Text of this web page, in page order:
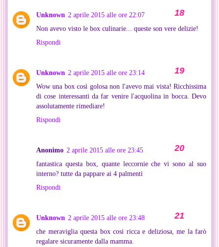
Unknown 2 aprile 2015 alle ore 22:07
Non avevo visto le box culinarie... queste son vere delizie!
Rispondi
Unknown 2 aprile 2015 alle ore 23:14
Wow una box così golosa non l'avevo mai vista! Ricchissima
di cose interessanti da far venire l'acquolina in bocca. Devo
assolutamente rimediare!
Rispondi
Anonimo 2 aprile 2015 alle ore 23:45
fantastica questa box, quante leccornie che vi sono al suo
interno? tutte da pappare ai 4 palmenti
Rispondi
Unknown 2 aprile 2015 alle ore 23:48
che meraviglia questa box cosi ricca e deliziosa, me la farò
regalare sicuramente dalla mamma.